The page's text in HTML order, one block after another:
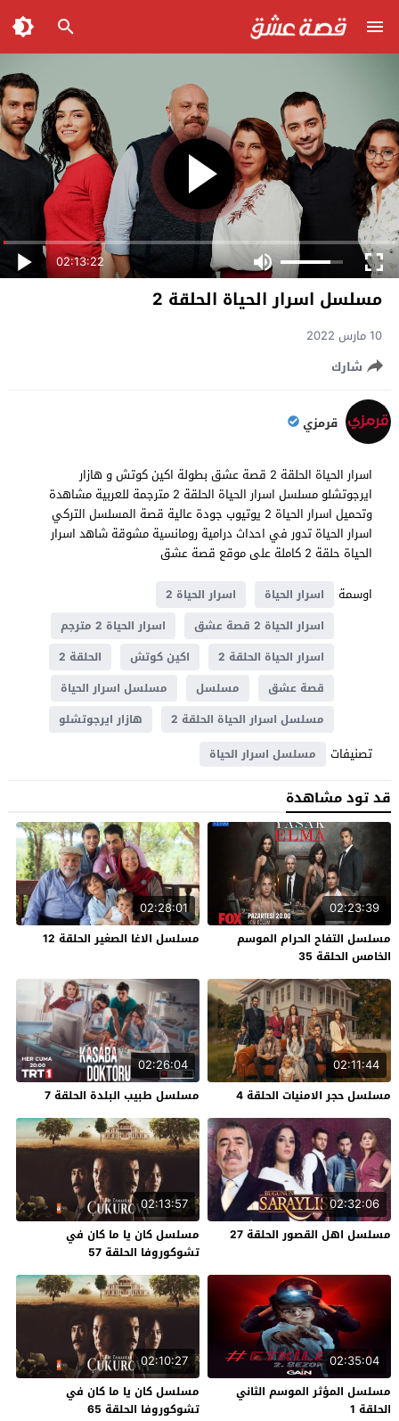
02:13:22
مسلسل اسرار الحياة الحلقة 2
10 مارس 2022
شارك
قرمزي
اسرار الحياة الحلقة 2 قصة عشق بطولة اكين كوتش و هازار
ايرجوتشلو مسلسل اسرار الحياة الحلقة 2 مترجمة للعربية مشاهدة
وتحميل اسرار الحياة 2 يوتيوب جودة عالية قصة المسلسل التركي
اسرار الحياة تدور في احداث درامية ​​رومانسية مشوقة شاهد اسرار
الحياة حلقة 2 كاملة على موقع قصة عشق
اوسمة
اسرار الحياة
اسرار الحياة 2
اسرار الحياة 2 قصة عشق
اسرار الحياة 2 مترجم
اسرار الحياة الحلقة 2
اكين كوتش
الحلقة 2
قصة عشق
مسلسل
مسلسل اسرار الحياة
مسلسل اسرار الحياة الحلقة 2
هازار ايرجوتشلو
تصنيفات مسلسل اسرار الحياة
قد تود مشاهدة
02:23:39
مسلسل التفاح الحرام الموسم
الخامس الحلقة 35
02:28:01
مسلسل الاغا الصغير الحلقة 12
02:11:44
مسلسل حجر الامنيات الحلقة 4
02:26:04
مسلسل طبيب البلدة الحلقة 7
02:32:06
مسلسل اهل القصور الحلقة 27
02:13:57
مسلسل كان يا ما كان في
تشوكوروفا الحلقة 57
02:35:04
مسلسل المؤثر الموسم الثاني
الحلقة 1
02:10:27
مسلسل كان يا ما كان في
تشوكوروفا الحلقة 65